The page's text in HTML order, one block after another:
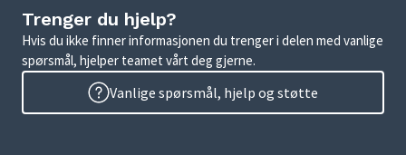
Trenger du hjelp?
Hvis du ikke finner informasjonen du trenger i delen med vanlige
spørsmål, hjelper teamet vårt deg gjerne.
Vanlige spørsmål, hjelp og støtte